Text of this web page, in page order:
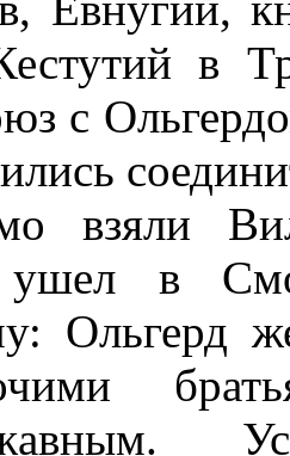
в
с
взяли
ушел в
Ольгерд